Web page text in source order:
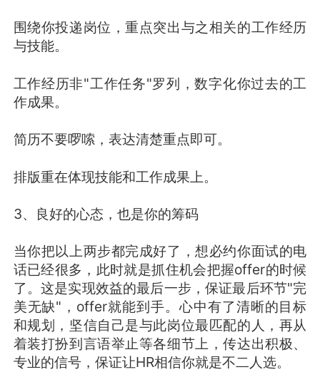
围绕你投递岗位，重点突出与之相关的工作经历
与技能。
工作经历非"工作任务"罗列，数字化你过去的工
作成果。
简历不要啰嗦，表达清楚重点即可。
排版重在体现技能和工作成果上。
3、良好的心态，也是你的筹码
当你把以上两步都完成好了，想必约你面试的电
话已经很多，此时就是抓住机会把握offer的时候
了。这是实现效益的最后一步，保证最后环节"完
美无缺"，offer就能到手。心中有了清晰的目标
和规划，坚信自己是与此岗位最匹配的人，再从
着装打扮到言语举止等各细节上，传达出积极、
专业的信号，保证让HR相信你就是不二人选。